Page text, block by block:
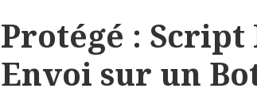
Protégé : Script
Envoi sur un